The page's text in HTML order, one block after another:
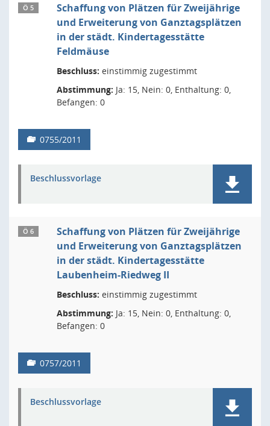
Ö 5
Schaffung von Plätzen für Zweijährige
und Erweiterung von Ganztagsplätzen
in der städt. Kindertagesstätte
Feldmäuse
Beschluss: einstimmig zugestimmt
Abstimmung: Ja: 15, Nein: 0, Enthaltung: 0,
Befangen: 0
0755/2011
Beschlussvorlage
Ö 6
Schaffung von Plätzen für Zweijährige
und Erweiterung von Ganztagsplätzen
in der städt. Kindertagesstätte
Laubenheim-Riedweg II
Beschluss: einstimmig zugestimmt
Abstimmung: Ja: 15, Nein: 0, Enthaltung: 0,
Befangen: 0
0757/2011
Beschlussvorlage